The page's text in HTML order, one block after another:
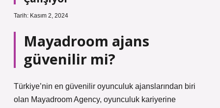
Tarih: Kasım 2, 2024
Mayadroom ajans
güvenilir mi?
Türkiye’nin en güvenilir oyunculuk ajanslarından biri
olan Mayadroom Agency, oyunculuk kariyerine